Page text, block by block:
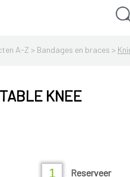
A-Z > Bandages en braces >
KNEE
Reserveer